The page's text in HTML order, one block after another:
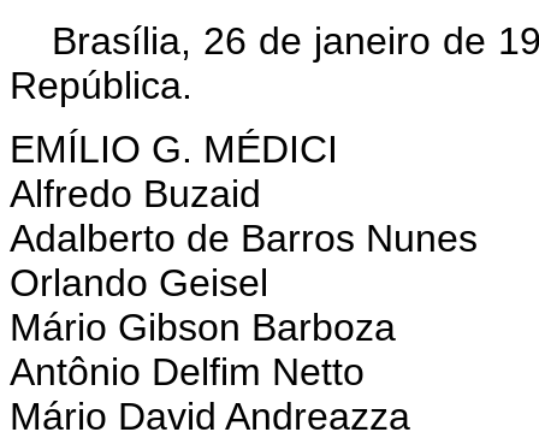
Brasília, 26 de janeiro de
República.
EMÍLIO G. MÉDICI
Alfredo Buzaid
Adalberto de Barros Nunes
Orlando Geisel
Mário Gibson Barboza
Antônio Delfim Netto
Mário David Andreazza